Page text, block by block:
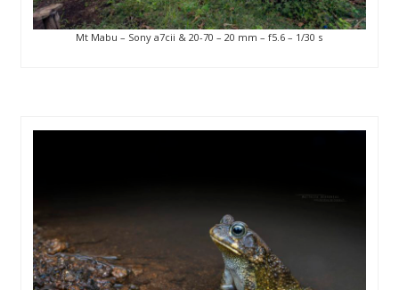
Mt Mabu – Sony a7cii & 20-70 – 20 mm – f5.6 – 1/30 s